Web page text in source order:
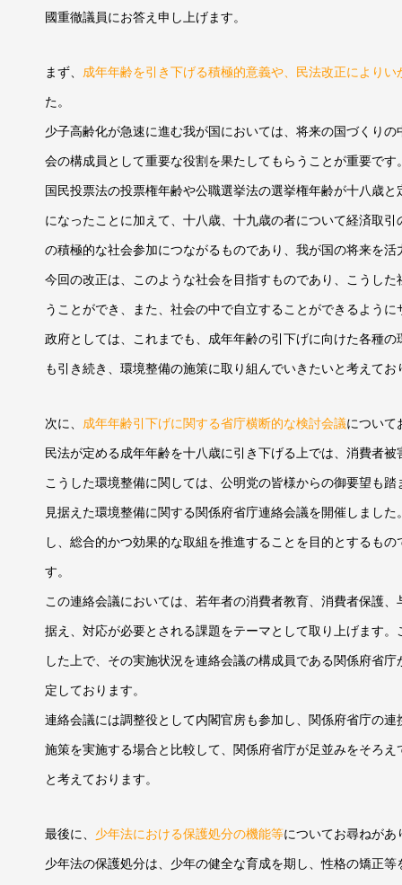
國重徹議員にお答え申し上げます。
まず、 成年年齢を引き下げる積極的意義や、民法改正により
た。
少子高齢化が急速に進む我が国においては、将来の国づくり
会の構成員として重要な役割を果たしてもらうことが重要です
国民投票法の投票権年齢や公職選挙法の選挙権年齢が十八歳
になったことに加えて、十八歳、十九歳の者について経済取
の積極的な社会参加につながるものであり、我が国の将来を
今回の改正は、このような社会を目指すものであり、こうし
うことができ、また、社会の中で自立することができるよう
政府としては、これまでも、成年年齢の引下げに向けた各種
も引き続き、環境整備の施策に取り組んでいきたいと考えてお
次に、 成年年齢引下げに関する省庁横断的な検討会議について
民法が定める成年年齢を十八歳に引き下げる上では、消費者
こうした環境整備に関しては、公明党の皆様からの御要望も
見据えた環境整備に関する関係府省庁連絡会議を開催しまし
し、総合的かつ効果的な取組を推進することを目的とするも
す。
この連絡会議においては、若年者の消費者教育、消費者保護
据え、対応が必要とされる課題をテーマとして取り上げます
した上で、その実施状況を連絡会議の構成員である関係府省
定しております。
連絡会議には調整役として内閣官房も参加し、関係府省庁の
施策を実施する場合と比較して、関係府省庁が足並みをそろ
と考えております。
最後に、 少年法における保護処分の機能等についてお尋ねがあ
少年法の保護処分は、少年の健全な育成を期し、性格の矯正